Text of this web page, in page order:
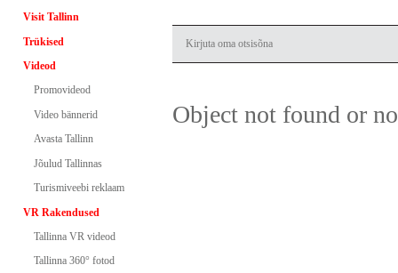
Visit Tallinn
Trükised
Videod
Promovideod
Video bännerid
Avasta Tallinn
Jõulud Tallinnas
Turismiveebi reklaam
VR Rakendused
Tallinna VR videod
Tallinna 360° fotod
Object not found or